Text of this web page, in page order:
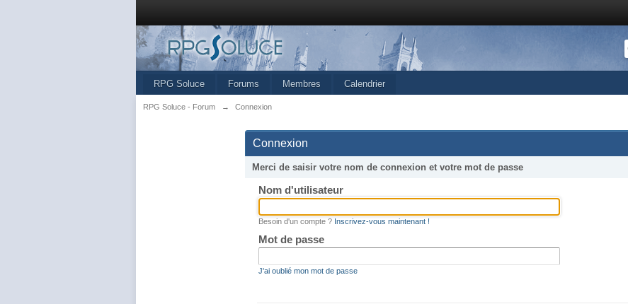
RPG Soluce Forums Membres Calendrier
RPG Soluce - Forum → Connexion
Connexion
Merci de saisir votre nom de connexion et votre mot de passe
Nom d'utilisateur
Besoin d'un compte ? Inscrivez-vous maintenant !
Mot de passe
J'ai oublié mon mot de passe